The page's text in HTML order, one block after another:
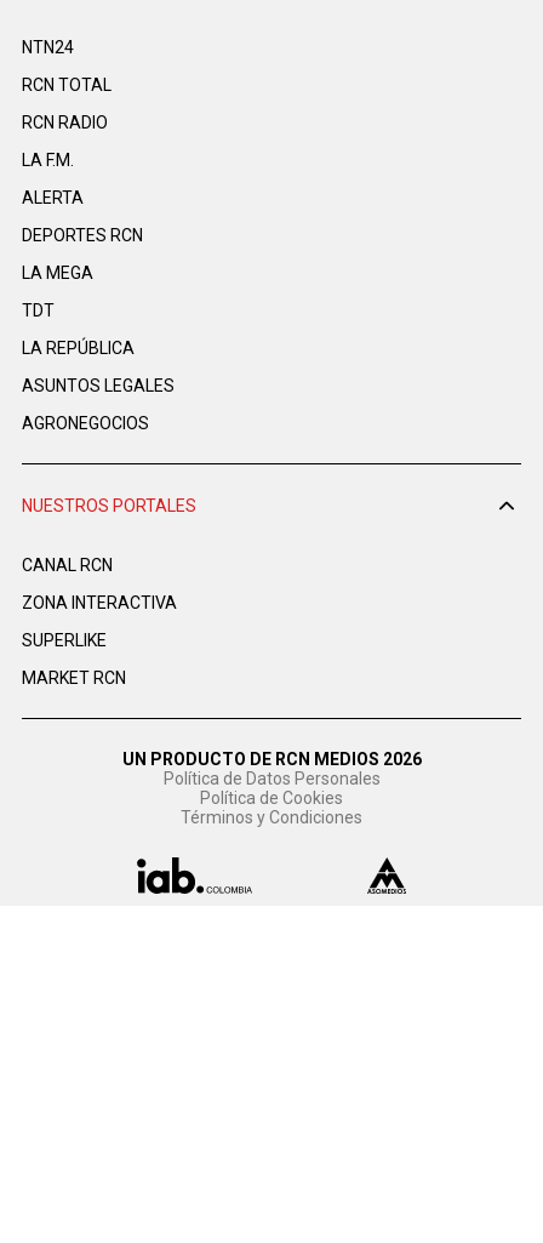
NTN24
RCN TOTAL
RCN RADIO
LA F.M.
ALERTA
DEPORTES RCN
LA MEGA
TDT
LA REPÚBLICA
ASUNTOS LEGALES
AGRONEGOCIOS
NUESTROS PORTALES
CANAL RCN
ZONA INTERACTIVA
SUPERLIKE
MARKET RCN
UN PRODUCTO DE RCN MEDIOS 2026
Política de Datos Personales
Política de Cookies
Términos y Condiciones